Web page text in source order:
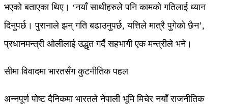
भएको बताएका थिए। ‘नयाँ साथीहरुले पनि कामको गतिलाई ध्यान
दिनुपर्छ। पुरानाले झन् गति बढाउनुपर्छ, यत्तिले मात्रै पुगेको छैन’,
प्रधानमन्त्री ओलीलाई उद्धृत गर्दै सहभागी एक मन्त्रीले भने।
सीमा विवादमा भारतसँग कुटनीतिक पहल
अन्नपूर्ण पोष्ट दैनिकमा भारतले नेपाली भूमि मिचेर नयाँ राजनीतिक